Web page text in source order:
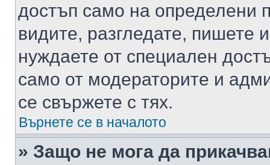
достъп само на определени
видите, разгледате, пишете
нуждаете от специален
само от модераторите и
се свържете с тях.
Върнете се в началото
» Защо не мога да